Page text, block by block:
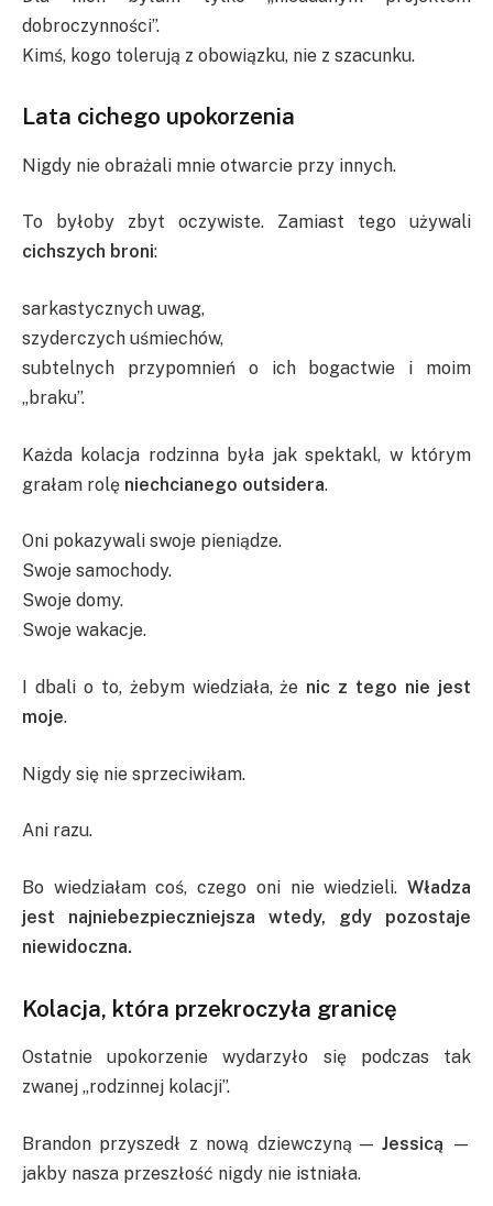
dobroczynności”.
Kimś, kogo tolerują z obowiązku, nie z szacunku.
Lata cichego upokorzenia
Nigdy nie obrażali mnie otwarcie przy innych.
To byłoby zbyt oczywiste. Zamiast tego używali
cichszych broni:
sarkastycznych uwag,
szyderczych uśmiechów,
subtelnych przypomnień o ich bogactwie i moim
„braku”.
Każda kolacja rodzinna była jak spektakl, w którym
grałam rolę niechcianego outsidera.
Oni pokazywali swoje pieniądze.
Swoje samochody.
Swoje domy.
Swoje wakacje.
I dbali o to, żebym wiedziała, że nic z tego nie jest
moje.
Nigdy się nie sprzeciwiłam.
Ani razu.
Bo wiedziałam coś, czego oni nie wiedzieli. Władza
jest najniebezpieczniejsza wtedy, gdy pozostaje
niewidoczna.
Kolacja, która przekroczyła granicę
Ostatnie upokorzenie wydarzyło się podczas tak
zwanej „rodzinnej kolacji”.
Brandon przyszedł z nową dziewczyną — Jessicą —
jakby nasza przeszłość nigdy nie istniała.